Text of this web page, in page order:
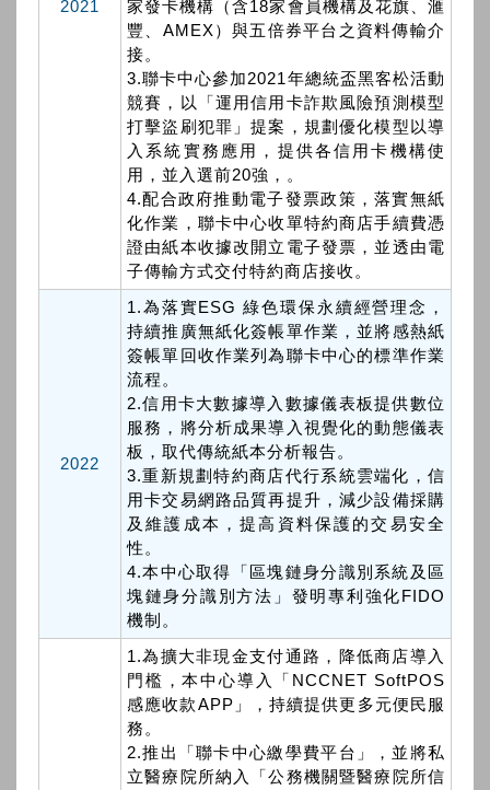
2021
家發卡機構（含18家會員機構及花旗、滙
豐、AMEX）與五倍券平台之資料傳輸介
接。
3.聯卡中心參加2021年總統盃黑客松活動
競賽，以「運用信用卡詐欺風險預測模型
打擊盜刷犯罪」提案，規劃優化模型以導
入系統實務應用，提供各信用卡機構使
用，並入選前20強，。
4.配合政府推動電子發票政策，落實無紙
化作業，聯卡中心收單特約商店手續費憑
證由紙本收據改開立電子發票，並透由電
子傳輸方式交付特約商店接收。
2022
1.為落實ESG 綠色環保永續經營理念，
持續推廣無紙化簽帳單作業，並將感熱紙
簽帳單回收作業列為聯卡中心的標準作業
流程。
2.信用卡大數據導入數據儀表板提供數位
服務，將分析成果導入視覺化的動態儀表
板，取代傳統紙本分析報告。
3.重新規劃特約商店代行系統雲端化，信
用卡交易網路品質再提升，減少設備採購
及維護成本，提高資料保護的交易安全
性。
4.本中心取得「區塊鏈身分識別系統及區
塊鏈身分識別方法」發明專利強化FIDO
機制。
1.為擴大非現金支付通路，降低商店導入
門檻，本中心導入「NCCNET SoftPOS
感應收款APP」，持續提供更多元便民服
務。
2.推出「聯卡中心繳學費平台」，並將私
立醫療院所納入「公務機關暨醫療院所信